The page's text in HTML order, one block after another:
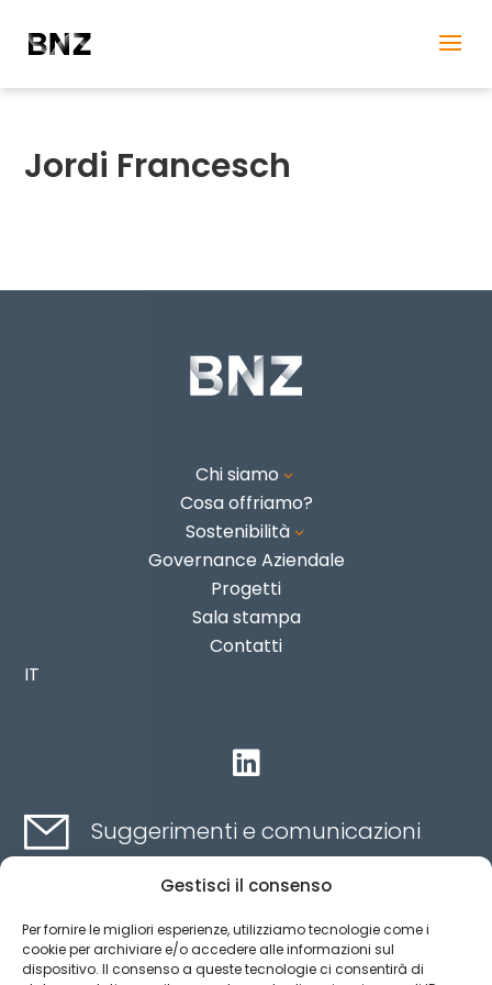
Gestisci il consenso
Per fornire le migliori esperienze, utilizziamo tecnologie come i
cookie per archiviare e/o accedere alle informazioni sul
dispositivo. Il consenso a queste tecnologie ci consentirà di
Jordi Francesch
Chi siamo 3
Cosa offriamo?
Sostenibilità3
Governance Aziendale
Progetti
Sala stampa
Contatti
IT

Suggerimenti e comunicazioni